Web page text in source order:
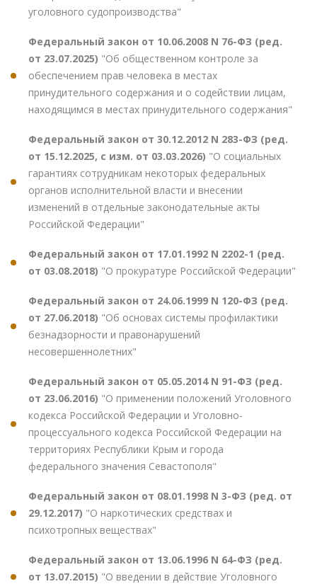
уголовного судопроизводства"
Федеральный закон от 10.06.2008 N 76-ФЗ (ред.
от 23.07.2025) "Об общественном контроле за
обеспечением прав человека в местах
принудительного содержания и о содействии лицам,
находящимся в местах принудительного содержания"
Федеральный закон от 30.12.2012 N 283-ФЗ (ред.
от 15.12.2025, с изм. от 03.03.2026) "О социальных
гарантиях сотрудникам некоторых федеральных
органов исполнительной власти и внесении
изменений в отдельные законодательные акты
Российской Федерации"
Федеральный закон от 17.01.1992 N 2202-1 (ред.
от 03.08.2018) "О прокуратуре Российской Федерации"
Федеральный закон от 24.06.1999 N 120-ФЗ (ред.
от 27.06.2018) "Об основах системы профилактики
безнадзорности и правонарушений
несовершеннолетних"
Федеральный закон от 05.05.2014 N 91-ФЗ (ред.
от 23.06.2016) "О применении положений Уголовного
кодекса Российской Федерации и Уголовно-
процессуального кодекса Российской Федерации на
территориях Республики Крым и города
федерального значения Севастополя"
Федеральный закон от 08.01.1998 N 3-ФЗ (ред. от
29.12.2017) "О наркотических средствах и
психотропных веществах"
Федеральный закон от 13.06.1996 N 64-ФЗ (ред.
от 13.07.2015) "О введении в действие Уголовного